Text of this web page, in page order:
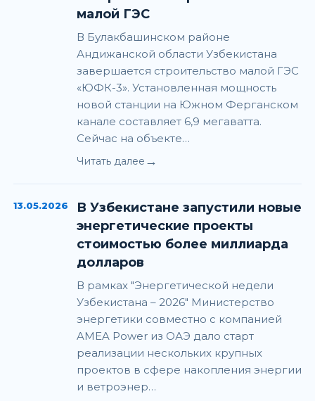
малой ГЭС
В Булакбашинском районе
Андижанской области Узбекистана
завершается строительство малой ГЭС
«ЮФК-3». Установленная мощность
новой станции на Южном Ферганском
канале составляет 6,9 мегаватта.
Сейчас на объекте…
Читать далее →
13.05.2026
В Узбекистане запустили новые
энергетические проекты
стоимостью более миллиарда
долларов
В рамках "Энергетической недели
Узбекистана – 2026" Министерство
энергетики совместно с компанией
AMEA Power из ОАЭ дало старт
реализации нескольких крупных
проектов в сфере накопления энергии
и ветроэнер…